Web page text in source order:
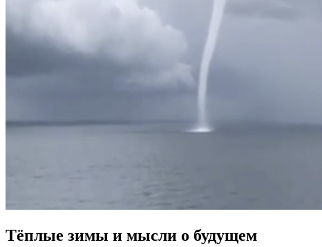
Тёплые зимы и мысли о будущем